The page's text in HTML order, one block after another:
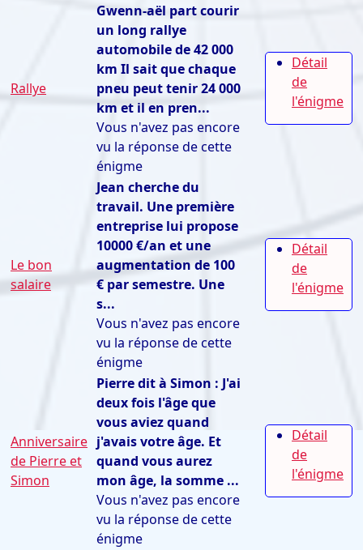
Rallye
Gwenn-aël part courir
un long rallye
automobile de 42 000
km Il sait que chaque
pneu peut tenir 24 000
km et il en pren...
Vous n'avez pas encore
vu la réponse de cette
énigme
Détail
de
l'énigme
Le bon
salaire
Jean cherche du
travail. Une première
entreprise lui propose
10000 €/an et une
augmentation de 100
€ par semestre. Une
s...
Vous n'avez pas encore
vu la réponse de cette
énigme
Détail
de
l'énigme
Anniversaire
de Pierre et
Simon
Pierre dit à Simon : J'ai
deux fois l'âge que
vous aviez quand
j'avais votre âge. Et
quand vous aurez
mon âge, la somme ...
Vous n'avez pas encore
vu la réponse de cette
énigme
Détail
de
l'énigme